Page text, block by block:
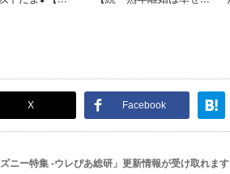
X Facebook
ズニー特集 -ウレぴあ総研」更新情報が受け取れます